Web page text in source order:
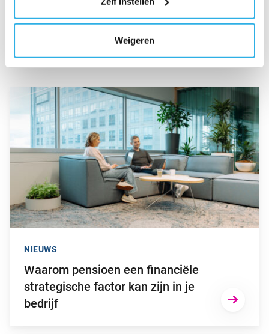
Weigeren
Ook interessant
Ga naar “Waarom pensioen een financiële strategische
Waarom pensioen een financiële
strategische factor kan zijn in je
bedrijf
NIEUWS